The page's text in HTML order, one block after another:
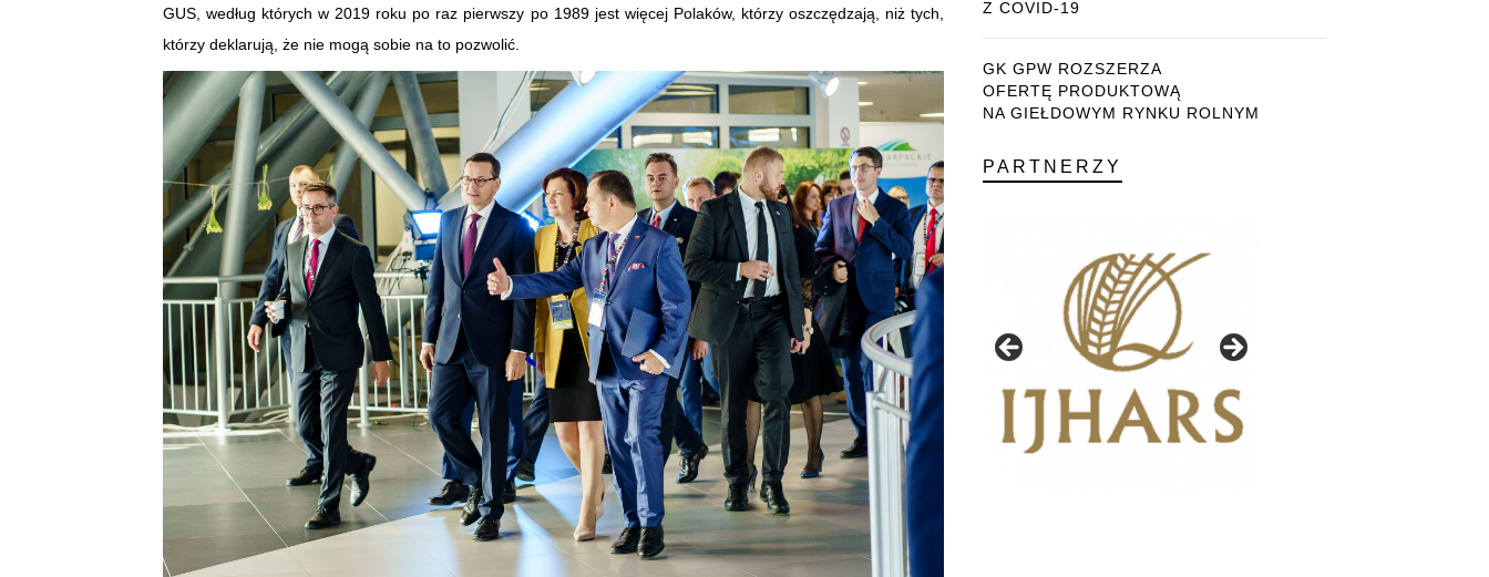
GUS, według których w 2019 roku po raz pierwszy po 1989 jest więcej Polaków, którzy oszczędzają, niż tych,
którzy deklarują, że nie mogą sobie na to pozwolić.
Z COVID-19
GK GPW ROZSZERZA
OFERTĘ PRODUKTOWĄ
NA GIEŁDOWYM RYNKU ROLNYM
PARTNERZY